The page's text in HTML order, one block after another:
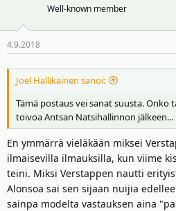
linjanvedoista.
http://www.f1-forum.fi/vb/
--> Vaikka olenkin Antsan kanssa
sanoisi sanottavansa siistimmin. On
moderoimaan "heikkoa kielenkäyttöä"
esimerkkejä aiempien rankkujen yms.
takia.
-->Kiroilustakin samaa mieltä, mutta
sanonut
, että kirosanat ovat
Värikäs kielenkäyttö saattaa
Well-known member
4.9.2018
Joel Hallikainen sanoi:
Tämä postaus vei sanat suusta. Onko
toivoa Antsan Natsihallinnon jälkeen...
En ymmärrä vieläkään miksei
ilmaisevilla ilmauksilla, kun viime
teini. Miksi Verstappen nautti
Alonsoa sai sen sijaan nuijia
sainpa modelta vastauksen aina